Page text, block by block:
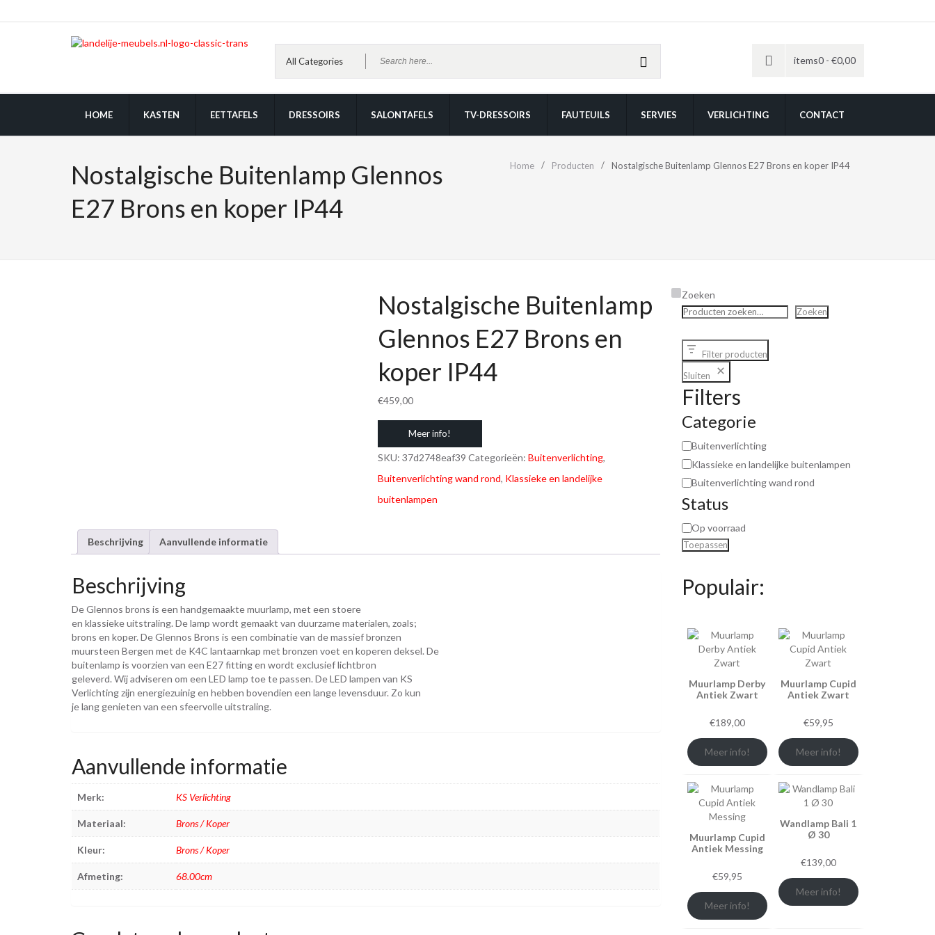
items0 - €0,00
HOME KASTEN EETTAFELS DRESSOIRS SALONTAFELS TV-DRESSOIRS FAUTEUILS SERVIES VERLICHTING CONTACT
Nostalgische Buitenlamp Glennos
E27 Brons en koper IP44
Home Producten Nostalgische Buitenlamp Glennos E27 Brons en koper IP44
Nostalgische Buitenlamp
Glennos E27 Brons en
koper IP44
€459,00
Meer info!
SKU: 37d2748eaf39 Categorieën: Buitenverlichting,
Buitenverlichting wand rond, Klassieke en landelijke
buitenlampen
Beschrijving Aanvullende informatie
Beschrijving
De Glennos brons is een handgemaakte muurlamp, met een stoere
en klassieke uitstraling. De lamp wordt gemaakt van duurzame materialen, zoals;
brons en koper. De Glennos Brons is een combinatie van de massief bronzen
muursteen Bergen met de K4C lantaarnkap met bronzen voet en koperen deksel. De
buitenlamp is voorzien van een E27 fitting en wordt exclusief lichtbron
geleverd. Wij adviseren om een LED lamp toe te passen. De LED lampen van KS
Verlichting zijn energiezuinig en hebben bovendien een lange levensduur. Zo kun
je lang genieten van een sfeervolle uitstraling.
Aanvullende informatie
Merk: KS Verlichting
Materiaal: Brons / Koper
Kleur: Brons / Koper
Afmeting: 68.00cm
Zoeken
Zoeken
Filter producten
Sluiten
Filters
Categorie
Buitenverlichting
Klassieke en landelijke buitenlampen
Buitenverlichting wand rond
Status
Op voorraad
Toepassen
Populair:
Muurlamp Derby
Antiek Zwart
€189,00
Meer info!
Muurlamp Cupid
Antiek Zwart
€59,95
Meer info!
Muurlamp Cupid
Antiek Messing
€59,95
Meer info!
Wandlamp Bali 1
Ø 30
€139,00
Meer info!